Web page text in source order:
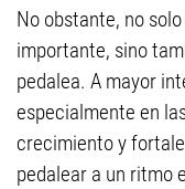
No obstante, no
importante, sino
pedalea. A mayor
especialmente en
crecimiento y
pedalear a un ritmo